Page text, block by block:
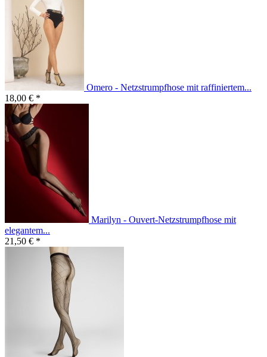
Omero - Netzstrumpfhose mit raffiniertem...
18,00 € *
Marilyn - Ouvert-Netzstrumpfhose mit
elegantem...
21,50 € *